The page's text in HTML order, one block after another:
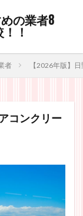
の業者8
！
者 【2026年版】
コンクリー